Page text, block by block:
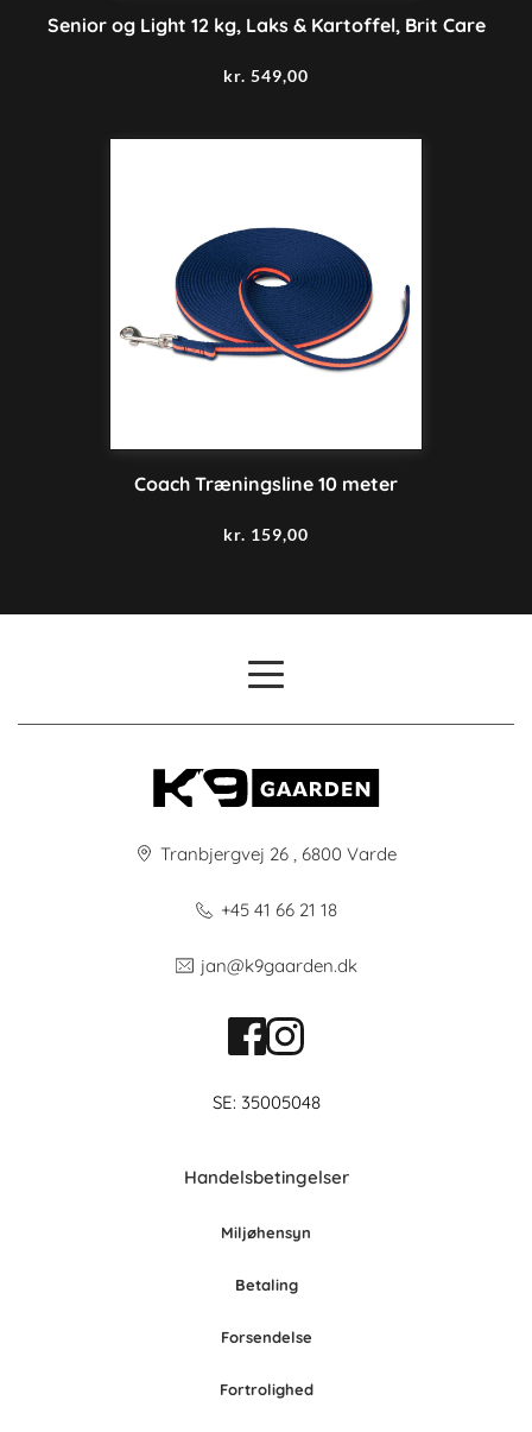
Senior og Light 12 kg, Laks & Kartoffel, Brit Care
kr. 549,00
Coach Træningsline 10 meter
kr. 159,00
Tranbjergvej 26 , 6800 Varde
+45 41 66 21 18
jan@k9gaarden.dk
SE: 35005048
Handelsbetingelser
Miljøhensyn
Betaling
Forsendelse
Fortrolighed